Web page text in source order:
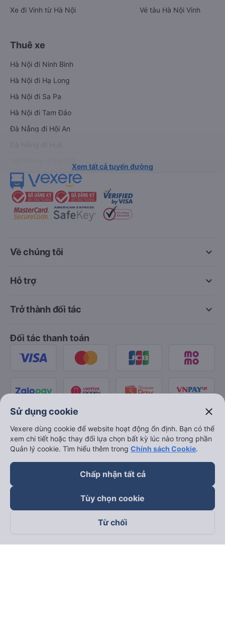
Xe đi Vinh từ Hà Nội
Vé tàu Hà Nội Vinh
Thuê xe
Hà Nội đi Ninh Bình
Hà Nội đi Hạ Long
Hà Nội đi Sa Pa
Hà Nội đi Tam Đảo
Đà Nẵng đi Hội An
Xem tất cả tuyến đường
keyboard_arrow_down
Về chúng tôi
keyboard_arrow_down
Hỗ trợ
keyboard_arrow_down
Trở thành đối tác
Đối tác thanh toán
Sử dụng cookie close
Vexere dùng cookie để website hoạt động ổn định. Bạn có thể
xem chi tiết hoặc thay đổi lựa chọn bất kỳ lúc nào trong phần
Quản lý cookie. Tìm hiểu thêm trong Chính sách Cookie.
Chấp nhận tất cả
Tùy chọn cookie
Từ chối